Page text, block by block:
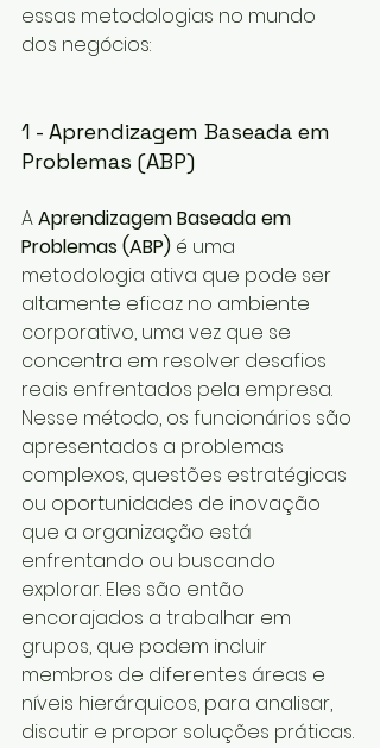
essas metodologias no mundo
dos negócios:
1 - Aprendizagem Baseada em
Problemas (ABP)
A Aprendizagem Baseada em
Problemas (ABP) é uma
metodologia ativa que pode ser
altamente eficaz no ambiente
corporativo, uma vez que se
concentra em resolver desafios
reais enfrentados pela empresa.
Nesse método, os funcionários são
apresentados a problemas
complexos, questões estratégicas
ou oportunidades de inovação
que a organização está
enfrentando ou buscando
explorar. Eles são então
encorajados a trabalhar em
grupos, que podem incluir
membros de diferentes áreas e
níveis hierárquicos, para analisar,
discutir e propor soluções práticas.